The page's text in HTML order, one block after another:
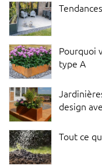
Pourquoi
type A
design
Tout ce